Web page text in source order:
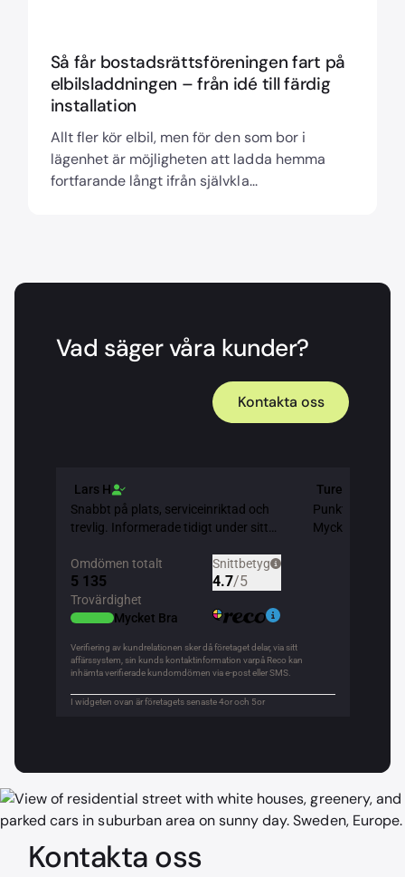
Så får bostadsrättsföreningen fart på
elbilsladdningen – från idé till färdig
installation
Allt fler kör elbil, men för den som bor i
lägenhet är möjligheten att ladda hemma
fortfarande långt ifrån självkla...
Vad säger våra kunder?
Kontakta oss
Kontakta oss